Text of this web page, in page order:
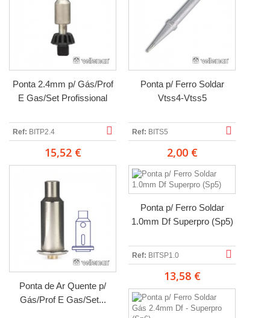
Ponta 2.4mm p/ Gás/Prof
E Gas/Set Profissional
Ref: BITP2.4
15,52 €
Ponta p/ Ferro Soldar
Vtss4-Vtss5
Ref: BITS5
2,00 €
Ponta de Ar Quente p/
Gás/Prof E Gas/Set...
Ponta p/ Ferro Soldar
1.0mm Df Superpro (Sp5)
Ref: BITSP1.0
13,58 €